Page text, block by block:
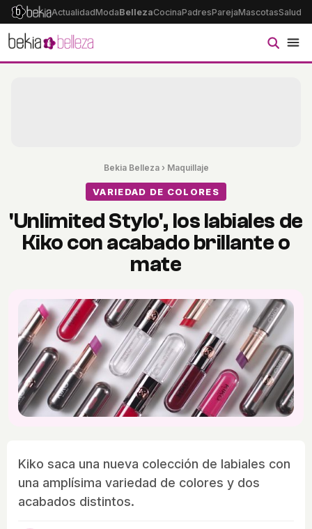
ActualidadModaBellezaCocinaPadresParejaMascotasSalud
Bekia Belleza› Maquillaje
VARIEDAD DE COLORES
'Unlimited Stylo', los labiales de
Kiko con acabado brillante o
mate
Kiko saca una nueva colección de labiales con
una amplísima variedad de colores y dos
acabados distintos.